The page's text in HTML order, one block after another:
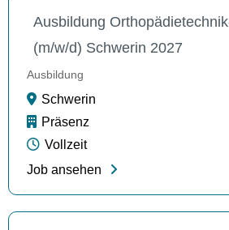
Ausbildung
(m/w/d) Schwerin 2027
Ausbildung
Schwerin
Präsenz
Vollzeit
Job ansehen